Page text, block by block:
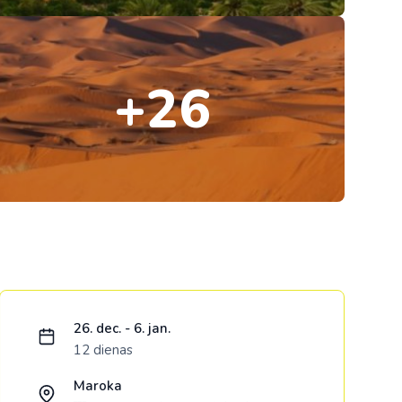
Kolumbija
Kostarika
Meksika
Panama
+26
Ielādējam piedāvājumu...
26. dec. - 6. jan.
12 dienas
Maroka